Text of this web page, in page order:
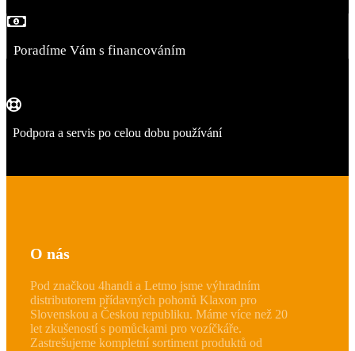
Poradíme Vám s financováním
Podpora a servis po celou dobu používání
O nás
Pod značkou 4handi a Letmo jsme výhradním
distributorem přídavných pohonů Klaxon pro
Slovenskou a Českou republiku. Máme více než 20
let zkušeností s pomůckami pro vozíčkáře.
Zastrešujeme kompletní sortiment produktů od